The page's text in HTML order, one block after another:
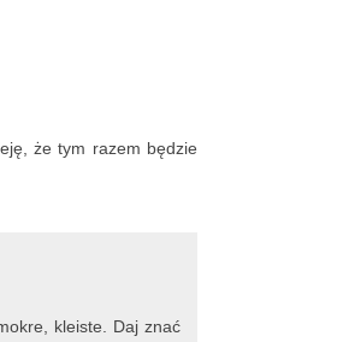
że tym razem będzie
kleiste. Daj znać